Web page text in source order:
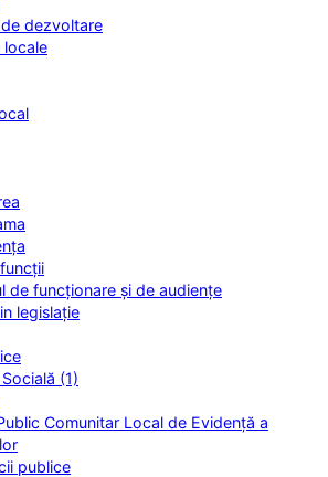
dezvoltare
locale
de funcționare și de audiențe
legislație
(1)
Comunitar Local de Evidență a
publice